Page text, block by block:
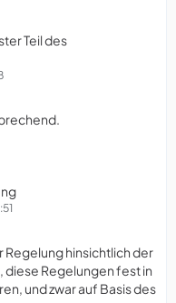
Teil des
Regelung hinsichtlich der
Regelungen fest in
und zwar auf Basis des